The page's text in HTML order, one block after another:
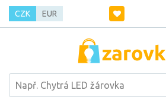
CZK EUR